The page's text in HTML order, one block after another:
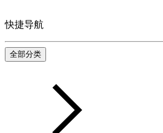
快捷导航
全部分类